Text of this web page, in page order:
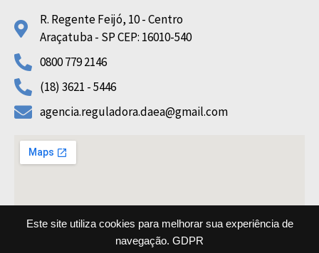
Este site utiliza cookies para melhorar sua experiência de
navegação. GDPR
R. Regente Feijó, 10 - Centro
Araçatuba - SP CEP: 16010-540
0800 779 2146
(18) 3621 - 5446
agencia.reguladora.daea@gmail.com